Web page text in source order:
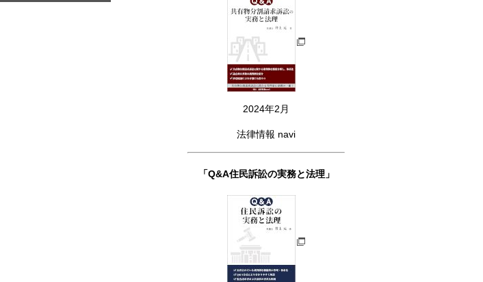
2024年2月
法律情報 navi
「Q&A住民訴訟の実務と法理」